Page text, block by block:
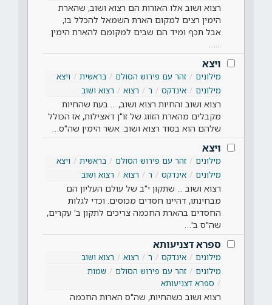
רצוא ושוב אלו האורות הם רצוא ושוב, שהארת
הימין רצים למקום הארת השמאל להכלל בו,
אבל תכף ומיד הם שבים למקומם להארת הימין.
ויצא
מילונים זהר עם פירוש הסולם בראשית
ויצא
מילונים
אינדקס ר רצוא רצוא ושוב
רצוא ושוב והחיות רצוא ושוב, ... בעת שהחיות
מקבלים מהארת הזווג של זו"ן דאצילות, אז הכולל
שלהם הוא בסוד רצוא ושוב. אשר הימין שה"ס…
ויצא
מילונים זהר עם פירוש הסולם בראשית
ויצא
מילונים
אינדקס ר רצוא רצוא ושוב
רצוא ושוב ... שתקון י"ב של עולם העליון הם
מבחינתו, דהיינו חסדים מכוסים. וכדי לגלות
החסדים בהארת החכמה צריכים לתקון ב' עקרים,
שה"ס ב'…
ספרא דצניעותא
מילונים אינדקס ר רצוא
רצוא ושוב
מילונים
זהר עם פירוש הסולם
שמות
ספרא דצניעותא
רצוא ושוב כשהחיות, שה"ס הארות החכמה